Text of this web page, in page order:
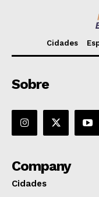
Cidades
Sobre
Company
Cidades